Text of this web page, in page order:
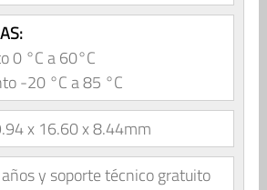
0 °C a 60°C
-20 °C a 85 °C
x 16.60 x 8.44mm
y soporte técnico gratuito